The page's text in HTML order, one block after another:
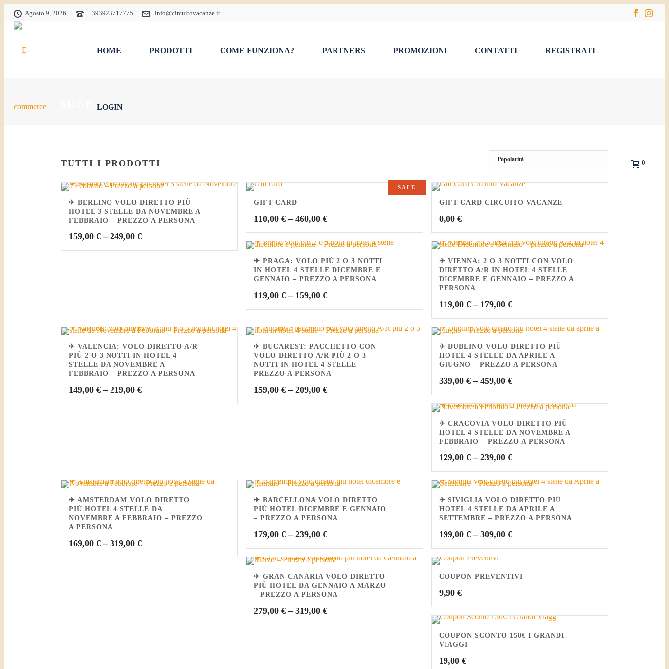
Agosto 9, 2026 +393923717775 info@circuitovacanze.it
HOME PRODOTTI COME FUNZIONA? PARTNERS PROMOZIONI CONTATTI REGISTRATI
LOGIN
0
TUTTI I PRODOTTI
✈ BERLINO VOLO DIRETTO PIÙ
HOTEL 3 STELLE DA NOVEMBRE A
FEBBRAIO – PREZZO A PERSONA
159,00 € – 249,00 €
SALE
GIFT CARD
110,00 €– 460,00 €
GIFT CARD CIRCUITO VACANZE
0,00 €
✈ PRAGA: VOLO PIÙ 2 O 3 NOTTI
IN HOTEL 4 STELLE DICEMBRE E
GENNAIO – PREZZO A PERSONA
119,00 €– 159,00 €
✈ VIENNA: 2 O 3 NOTTI CON VOLO
DIRETTO A/R IN HOTEL 4 STELLE
DICEMBRE E GENNAIO – PREZZO A
PERSONA
119,00 €– 179,00 €
✈ VALENCIA: VOLO DIRETTO A/R
PIÙ 2 O 3 NOTTI IN HOTEL 4
STELLE DA NOVEMBRE A
FEBBRAIO – PREZZO A PERSONA
149,00 € – 219,00 €
✈ BUCAREST: PACCHETTO CON
VOLO DIRETTO A/R PIÙ 2 O 3
NOTTI IN HOTEL 4 STELLE –
PREZZO A PERSONA
159,00 €– 209,00 €
✈ DUBLINO VOLO DIRETTO PIÙ
HOTEL 4 STELLE DA APRILE A
GIUGNO – PREZZO A PERSONA
339,00 €– 459,00 €
✈ CRACOVIA VOLO DIRETTO PIÙ
HOTEL 4 STELLE DA NOVEMBRE A
FEBBRAIO – PREZZO A PERSONA
129,00 €– 239,00 €
✈ AMSTERDAM VOLO DIRETTO
PIÙ HOTEL 4 STELLE DA
NOVEMBRE A FEBBRAIO – PREZZO
A PERSONA
169,00 € – 319,00 €
✈ BARCELLONA VOLO DIRETTO
PIÙ HOTEL DICEMBRE E GENNAIO
– PREZZO A PERSONA
179,00 €– 239,00 €
✈ SIVIGLIA VOLO DIRETTO PIÙ
HOTEL 4 STELLE DA APRILE A
SETTEMBRE – PREZZO A PERSONA
199,00 €– 309,00 €
✈ GRAN CANARIA VOLO DIRETTO
PIÙ HOTEL DA GENNAIO A MARZO
– PREZZO A PERSONA
279,00 €– 319,00 €
COUPON PREVENTIVI
9,90 €
COUPON SCONTO 150€ I GRANDI
VIAGGI
19,00 €